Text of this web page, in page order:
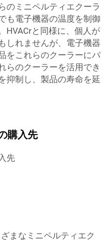
のミニペルティエクーラ
も電子機器の温度を制御
HVACrと同様に、個人が
しれませんが、電子機器
をこれらのクーラーにパ
らのクーラーを活用でき
抑制し、製品の寿命を延
購入先
先
まなミニペルティエク